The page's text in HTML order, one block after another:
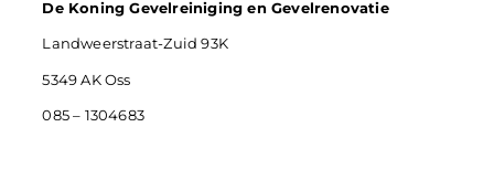
De Koning Gevelreiniging en Gevelrenovatie
Landweerstraat-Zuid 93K
5349 AK Oss
085 – 1304683